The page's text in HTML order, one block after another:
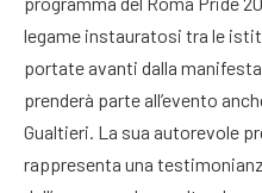
legame instauratosi tra le
portate avanti dalla
prenderà parte all’evento
Gualtieri . La sua autorevole
rappresenta una